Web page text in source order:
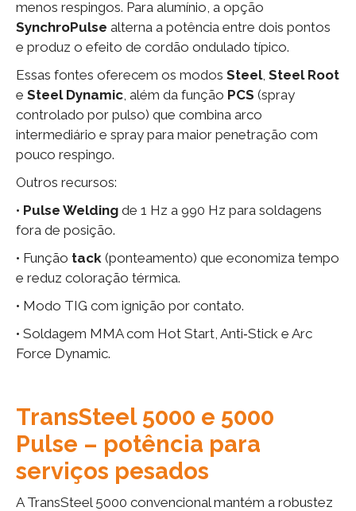
menos respingos. Para alumínio, a opção
SynchroPulse alterna a potência entre dois pontos
e produz o efeito de cordão ondulado típico.
Essas fontes oferecem os modos Steel, Steel Root
e Steel Dynamic , além da função PCS (spray
controlado por pulso) que combina arco
intermediário e spray para maior penetração com
pouco respingo.
Outros recursos:
• Pulse Welding de 1 Hz a 990 Hz para soldagens
fora de posição.
• Função tack (ponteamento) que economiza tempo
e reduz coloração térmica.
• Modo TIG com ignição por contato.
• Soldagem MMA com Hot Start, Anti‑Stick e Arc
Force Dynamic.
TransSteel 5000 e 5000
Pulse – potência para
serviços pesados
A TransSteel 5000 convencional mantém a robustez